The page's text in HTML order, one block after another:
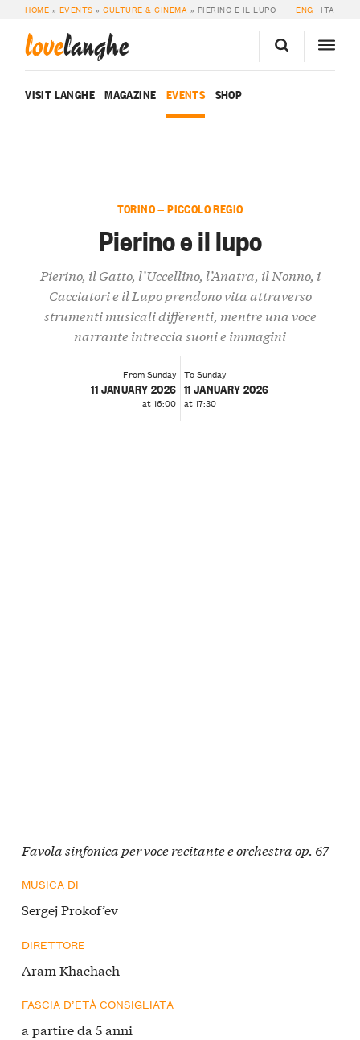
HOME » EVENTS »CULTURE & CINEMA » PIERINO E IL LUPO ENG ITA
lovelanghe
VISIT LANGHE MAGAZINE EVENTS SHOP
TORINO — PICCOLO REGIO
Pierino e il lupo
Pierino, il Gatto, l’Uccellino, l’Anatra, il Nonno, i
Cacciatori e il Lupo prendono vita attraverso
strumenti musicali differenti, mentre una voce
narrante intreccia suoni e immagini
From Sunday
11 JANUARY 2026
at 16:00
To Sunday
11 JANUARY 2026
at 17:30
Favola sinfonica per voce recitante e orchestra op. 67
MUSICA DI
Sergej Prokof’ev
DIRETTORE
Aram Khachaeh
FASCIA D’ETÀ CONSIGLIATA
a partire da 5 anni